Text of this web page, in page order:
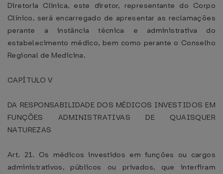
Diretoria Clínica, este diretor, representante do Corpo
Clínico, será encarregado de apresentar as reclamações
perante a instância técnica e administrativa do
estabelecimento médico, bem como perante o Conselho
Regional de Medicina.
CAPÍTULO V
DA RESPONSABILIDADE DOS MÉDICOS INVESTIDOS EM
FUNÇÕES ADMINISTRATIVAS DE QUAISQUER
NATUREZAS
Art. 21. Os médicos investidos em funções ou cargos
administrativos, públicos ou privados, que interfiram